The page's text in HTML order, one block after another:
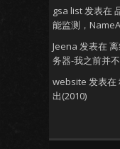
gsa list发表在
能监测，
Jeena 发表在
务器-我之前并不
website 发表在
出(2010)